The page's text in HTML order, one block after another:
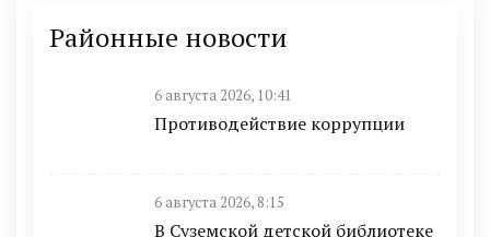
Районные новости
6 августа 2026, 10:41
Противодействие коррупции
6 августа 2026, 8:15
В Суземской детской библиотеке